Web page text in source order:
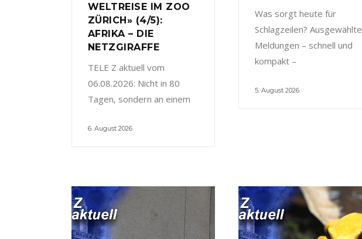
WELTREISE IM ZOO
ZÜRICH» (4/5):
AFRIKA – DIE
NETZGIRAFFE
TELE Z aktuell vom
06.08.2026: Nicht in 80
Tagen, sondern an einem
6. August 2026
Was sorgt heute für
Schlagzeilen? Ausgewählte
Meldungen – schnell und
kompakt –
5. August 2026